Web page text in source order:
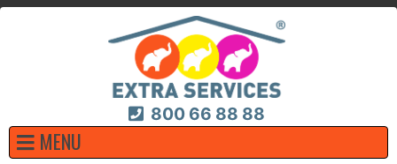
800 66 88 88
MENU